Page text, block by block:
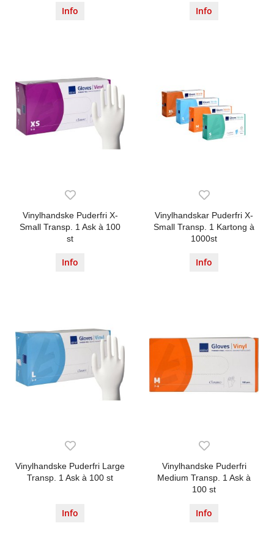
Info Info
Vinylhandske Puderfri X-
Small Transp. 1 Ask à 100
st
Info
Vinylhandskar Puderfri X-
Small Transp. 1 Kartong à
1000st
Info
Vinylhandske Puderfri Large
Transp. 1 Ask à 100 st
Info
Vinylhandske Puderfri
Medium Transp. 1 Ask à
100 st
Info